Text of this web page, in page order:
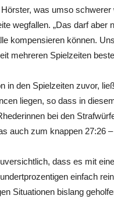
was umso
wegfallen. „Das darf
kompensieren können.
mehreren Spielzeiten
in den Spielzeiten zuvor,
liegen, so dass in
bei den
auch zum knappen 27:26
dass es mit
einfach
Situationen bislang